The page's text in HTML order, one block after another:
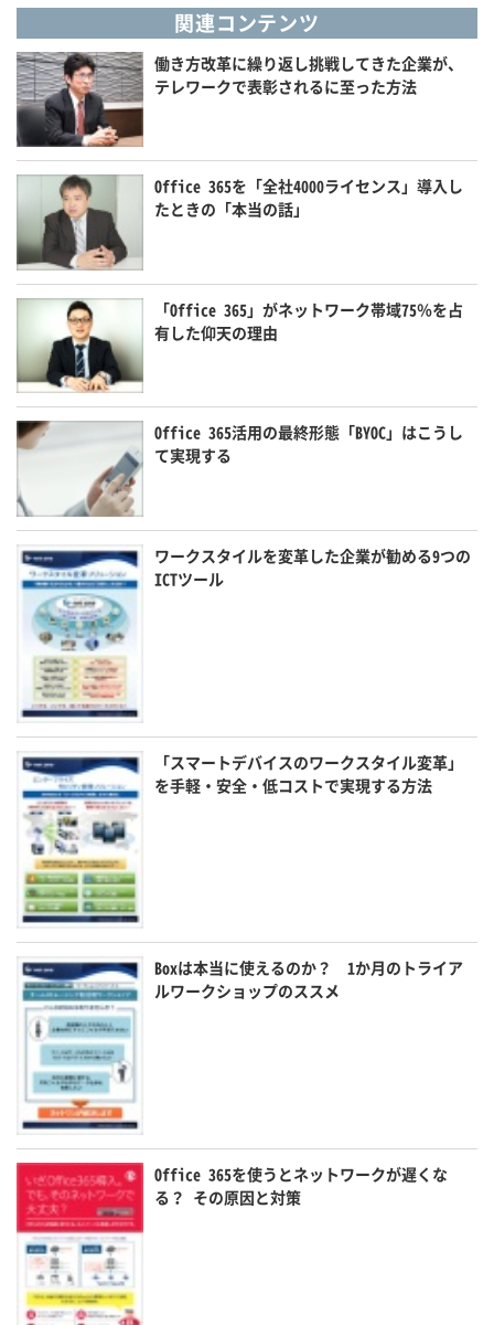
関連コンテンツ
働き方改革に繰り返し挑戦してきた企業が、
テレワークで表彰されるに至った方法
Office 365を「全社4000ライセンス」導入し
たときの「本当の話」
「Office 365」がネットワーク帯域75％を占
有した仰天の理由
Office 365活用の最終形態「BYOC」はこうし
て実現する
ワークスタイルを変革した企業が勧める9つの
ICTツール
「スマートデバイスのワークスタイル変革」
を手軽・安全・低コストで実現する方法
Boxは本当に使えるのか？ 1か月のトライア
ルワークショップのススメ
Office 365を使うとネットワークが遅くな
る？ その原因と対策